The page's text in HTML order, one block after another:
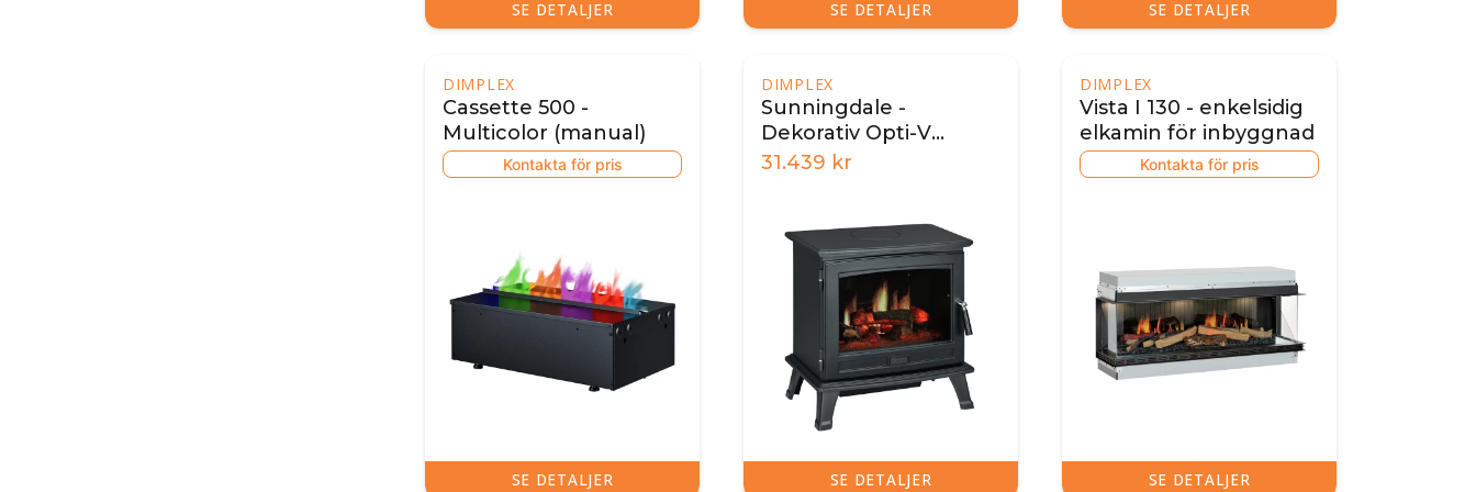
SE DETALJER SE DETALJER SE DETALJER
DIMPLEX
Cassette 500 -
Multicolor (manual)
Kontakta för pris
SE DETALJER
DIMPLEX
Sunningdale -
Dekorativ Opti-V
elektrisk kamin
31.439 kr
SE DETALJER
DIMPLEX
Vista I 130 - enkelsidig
elkamin för inbyggnad
Kontakta för pris
SE DETALJER